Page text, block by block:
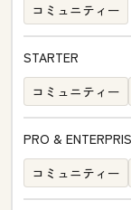
コミュニティー
STARTER
コミュニティー
PRO &
コミュニティー